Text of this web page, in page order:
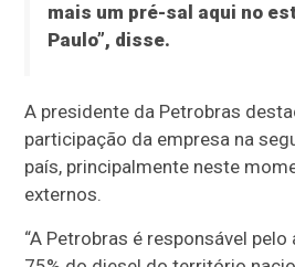
mais um pré-sal aqui no
Paulo”, disse.
A presidente da Petrobras
participação da empresa na
país, principalmente neste
externos.
“A Petrobras é responsável